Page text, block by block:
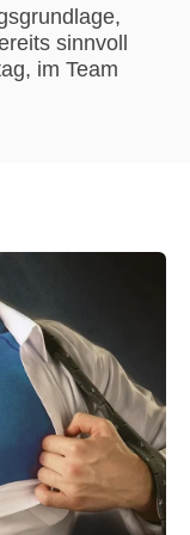
sinnvoll
im Team